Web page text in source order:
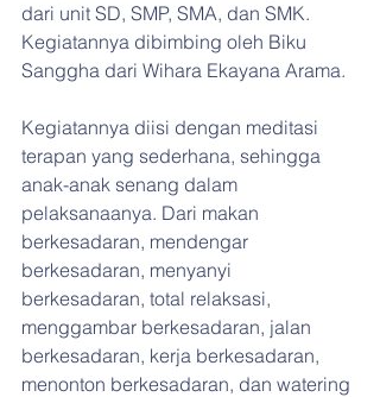
dari unit SD, SMP, SMA, dan SMK.
Kegiatannya dibimbing oleh Biku
Sanggha dari Wihara Ekayana Arama.
Kegiatannya diisi dengan meditasi
terapan yang sederhana, sehingga
anak-anak senang dalam
pelaksanaanya. Dari makan
berkesadaran, mendengar
berkesadaran, menyanyi
berkesadaran, total relaksasi,
menggambar berkesadaran, jalan
berkesadaran, kerja berkesadaran,
menonton berkesadaran, dan watering